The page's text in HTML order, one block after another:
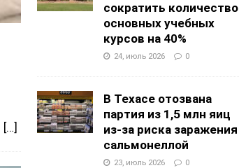
[…]
сократить количество
основных учебных
курсов на 40%
24, июль 2026 0
В Техасе отозвана
партия из 1,5 млн яиц
из-за риска заражения
сальмонеллой
23, июль 2026 0